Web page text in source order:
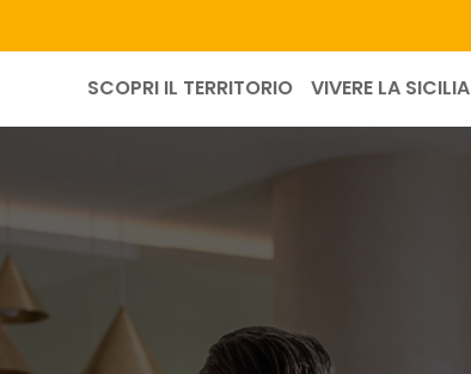
SCOPRI IL TERRITORIO VIVERE LA SICILIA